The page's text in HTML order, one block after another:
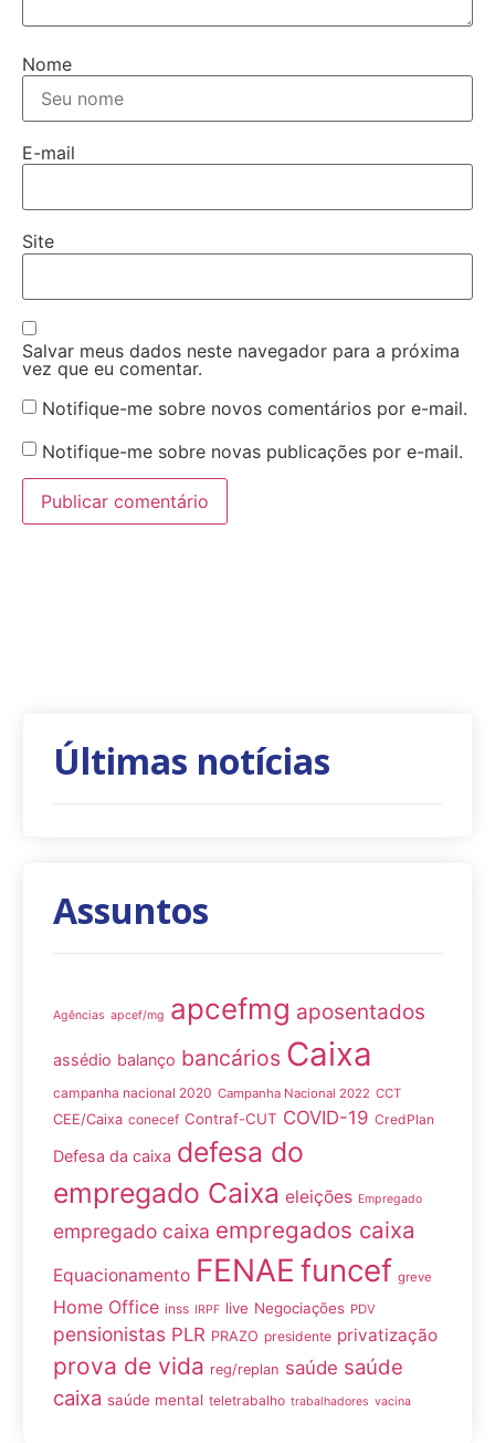
Nome
E-mail
Site
Salvar meus dados neste navegador para a próxima
vez que eu comentar.
Notifique-me sobre novos comentários por e-mail.
Notifique-me sobre novas publicações por e-mail.
Últimas notícias
Assuntos
Agências apcef/mg apcefmg aposentados
assédio balanço bancários Caixa
campanha nacional 2020 Campanha Nacional 2022 CCT
CEE/Caixa conecef Contraf-CUT COVID-19 CredPlan
Defesa da caixa defesa do
empregado Caixa eleições Empregado
empregado caixa empregados caixa
Equacionamento FENAE funcef greve
Home Office inss IRPF live Negociações PDV
pensionistas PLR PRAZO presidente privatização
prova de vida reg/replan saúde saúde
caixa saúde mental teletrabalho trabalhadores vacina